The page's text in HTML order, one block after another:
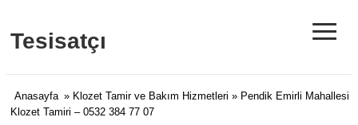
Tesisatçı ≡
Anasayfa » Klozet Tamir ve Bakım Hizmetleri » Pendik Emirli Mahallesi
Klozet Tamiri – 0532 384 77 07